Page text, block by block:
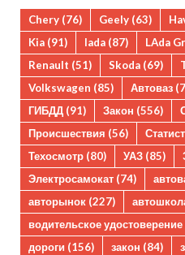
Chery (76) Geely (63)
Kia (91) lada (87) LAda
Renault (51) Skoda (69)
Volkswagen (85) Автоваз
ГИБДД (91) Закон (556)
Происшествия (56)
Техосмотр (80) УАЗ (85)
Электросамокат (74)
авторынок (227)
водительское удостоверение
дороги (156) закон (84)